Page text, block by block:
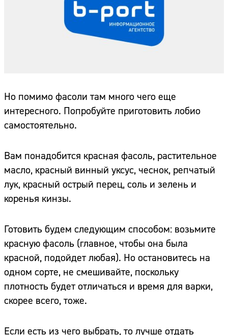
Но помимо фасоли там много чего еще
интересного. Попробуйте приготовить лобио
самостоятельно.
Вам понадобится красная фасоль, растительное
масло, красный винный уксус, чеснок, репчатый
лук, красный острый перец, соль и зелень и
коренья кинзы.
Готовить будем следующим способом: возьмите
красную фасоль (главное, чтобы она была
красной, подойдет любая). Но остановитесь на
одном сорте, не смешивайте, поскольку
плотность будет отличаться и время для варки,
скорее всего, тоже.
Если есть из чего выбрать, то лучше отдать